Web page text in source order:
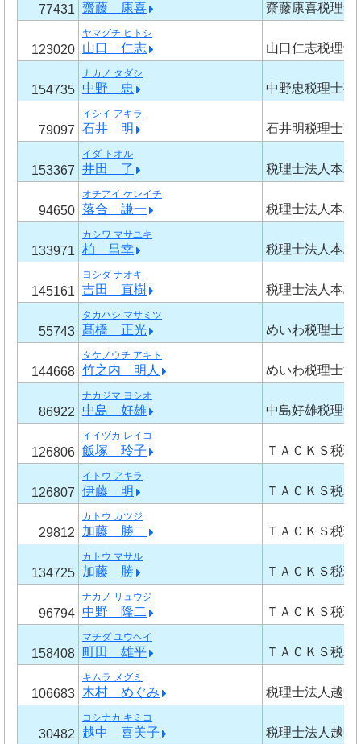
77431 齋藤 康喜 齋藤康喜税理士
123020
ヤマグチ ヒトシ
山口 仁志 山口仁志税理士
154735
ナカノ タダシ
中野 忠 中野忠税理士事
79097
イシイ アキラ
石井 明 石井明税理士事
153367
イダ トオル
井田 了 税理士法人本島
94650
オチアイ ケンイチ
落合 謙一 税理士法人本島
133971
カシワ マサユキ
柏 昌幸 税理士法人本島
145161
ヨシダ ナオキ
吉田 直樹 税理士法人本島
55743
タカハシ マサミツ
髙橋 正光 めいわ税理士法
144668
タケノウチ アキト
竹之内 明人 めいわ税理士法
86922
ナカジマ ヨシオ
中島 好雄 中島好雄税理士
126806
イイヅカ レイコ
飯塚 玲子 ＴＡＣＫＳ税理
126807
イトウ アキラ
伊藤 明 ＴＡＣＫＳ税理
29812
カトウ カツジ
加藤 勝二 ＴＡＣＫＳ税理
134725
カトウ マサル
加藤 勝 ＴＡＣＫＳ税理
96794
ナカノ リュウジ
中野 隆二 ＴＡＣＫＳ税理
158408
マチダ ユウヘイ
町田 雄平 ＴＡＣＫＳ税理
106683
キムラ メグミ
木村 めぐみ 税理士法人越中
30482
コシナカ キミコ
越中 喜美子 税理士法人越中